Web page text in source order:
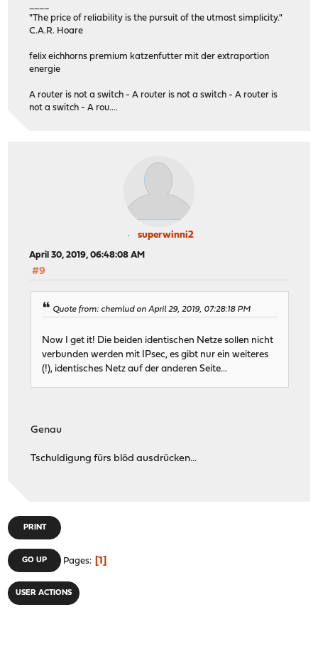
"The price of reliability is the pursuit of the utmost simplicity."
C.A.R. Hoare
felix eichhorns premium katzenfutter mit der extraportion
energie
A router is not a switch - A router is not a switch - A router is
not a switch - A rou....
superwinni2
April 30, 2019, 06:48:08 AM
#9
Quote from: chemlud on April 29, 2019, 07:28:18 PM
Now I get it! Die beiden identischen Netze sollen nicht
verbunden werden mit IPsec, es gibt nur ein weiteres
(!), identisches Netz auf der anderen Seite...
Genau
Tschuldigung fürs blöd ausdrücken...
PRINT
GO UP Pages 1
USER ACTIONS